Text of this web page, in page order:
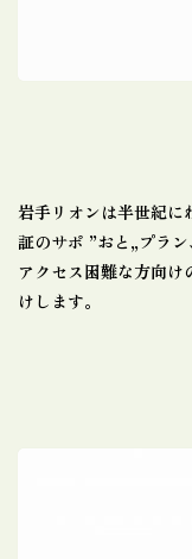
岩手リオンは半世紀
証のサポ ”おと„プラ
アクセス困難な方向
けします。